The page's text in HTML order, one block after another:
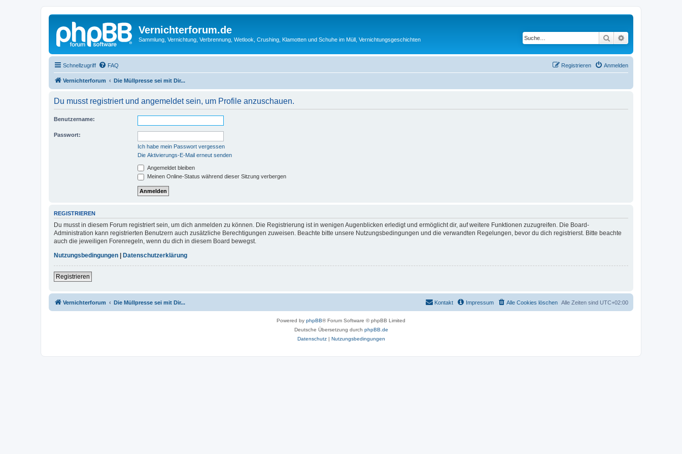
Vernichterforum.de
Sammlung, Vernichtung, Verbrennung, Wetlook, Crushing, Klamotten und Schuhe im Müll, Vernichtungsgeschichten Suche
Schnellzugriff FAQ Anmelden
Registrieren
Vernichterforum Die Müllpresse sei mit Dir...
Du musst registriert und angemeldet sein, um Profile anzuschauen.
Benutzername:
Passwort:
Ich habe mein Passwort vergessen
Die Aktivierungs-E-Mail erneut senden
Angemeldet bleiben
Meinen Online-Status während dieser Sitzung verbergen
REGISTRIEREN
Du musst in diesem Forum registriert sein, um dich anmelden zu können. Die Registrierung ist in wenigen Augenblicken erledigt und ermöglicht dir, auf weitere Funktionen zuzugreifen. Die Board-
Administration kann registrierten Benutzern auch zusätzliche Berechtigungen zuweisen. Beachte bitte unsere Nutzungsbedingungen und die verwandten Regelungen, bevor du dich registrierst. Bitte beachte
auch die jeweiligen Forenregeln, wenn du dich in diesem Board bewegst.
Nutzungsbedingungen
Datenschutzerklärung
Registrieren
Vernichterforum Die Müllpresse sei mit Dir... Alle Zeiten sind UTC+02:00
Alle Cookies löschen
Impressum
Kontakt
Powered by phpBB® Forum Software © phpBB Limited
Deutsche Übersetzung durch phpBB.de
Datenschutz| Nutzungsbedingungen